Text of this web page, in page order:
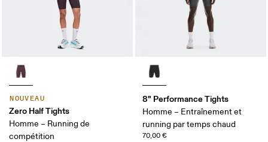
NOUVEAU
Zero Half Tights
Homme – Running de
compétition
8" Performance Tights
Homme – Entraînement et
running par temps chaud
70,00 €